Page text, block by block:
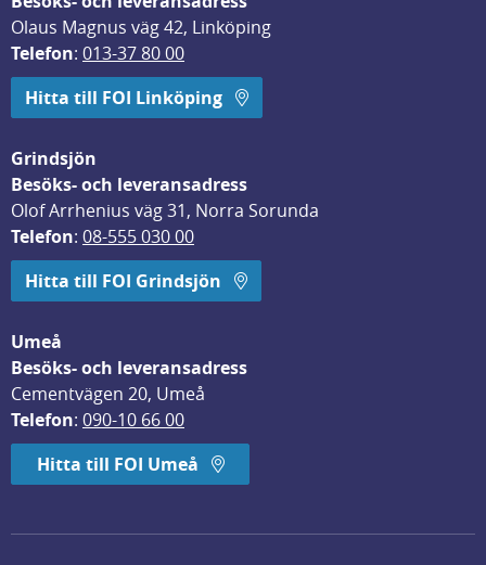
Olaus Magnus väg 42, Linköping
Telefon: 013-37 80 00
Hitta till FOI Linköping
Grindsjön
Besöks- och leveransadress
Olof Arrhenius väg 31, Norra Sorunda
Telefon: 08-555 030 00
Hitta till FOI Grindsjön
Umeå
Besöks- och leveransadress
Cementvägen 20, Umeå
Telefon: 090-10 66 00
Hitta till FOI Umeå